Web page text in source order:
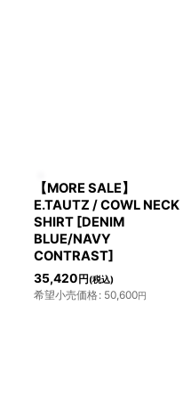
【MORE SALE】
E.TAUTZ / COWL NECK
SHIRT [DENIM
BLUE/NAVY
CONTRAST]
35,420 円 (税込)
希望小売価格: 50,600円